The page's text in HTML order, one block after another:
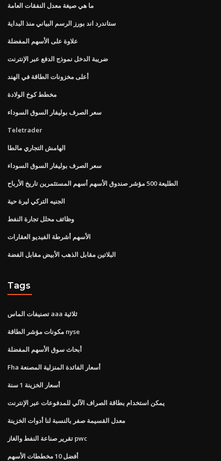
ما هي صيغة معدل النفقات العامة
ستاندرد اند بورز الرسم البياني منذ البداية
علاوة على الأسهم المفضلة
ضريبة الدخل نموذج الدفع عبر الإنترنت
أعلى مخزونات الطاقة في الهند
مخطط كوخ الولادة
سعر الصرف بوليفار السوق السوداء
Teletrader
الهامش التجاري مالطا
سعر الصرف بوليفار السوق السوداء
الطليعة 500 مؤشر صندوق الأسهم أسهم المستثمرين تاريخ الأرباح
الجنيه التركي ليرة حية
وظائف محلل تجارة النفط
الأسهم أشرطة الفيديو العقارات
البلاتين مقابل الذهب الأبيض مقابل الفضة
Tags
تصنيفات الماس aaa ثلاثية
مكونات مؤشر الطاقة nyse
أبحاث سوق الأسهم المفضلة
Fha أسعار الفائدة المنزلية المصنعة
أسعار الخزينة 1 سنة
يمكن استخدام بطاقة الصراف الآلي للمدفوعات عبر الإنترنت
معدل القسيمة صفر بالنسبة لنا أدوات الخزينة
تقرير صناعة النفط والغاز pwc
أفضل 10 مخططات الأسهم